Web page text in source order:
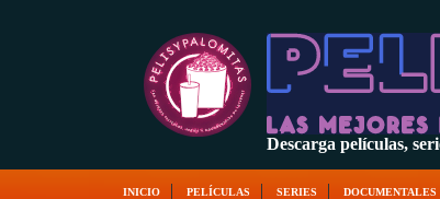
Descarga películas,
INICIO PELÍCULAS SERIES DOCUMENTALES